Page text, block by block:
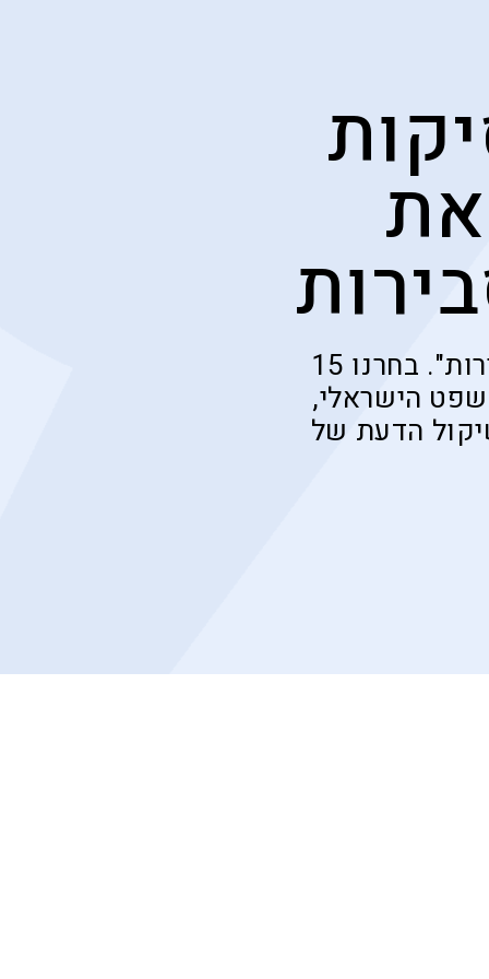
15 פסיקות
מרבית הציבור כלל אינו מודע למשמעותה של "עילת הסבירות". בחרנו 15
הישראלי,
הדעת של